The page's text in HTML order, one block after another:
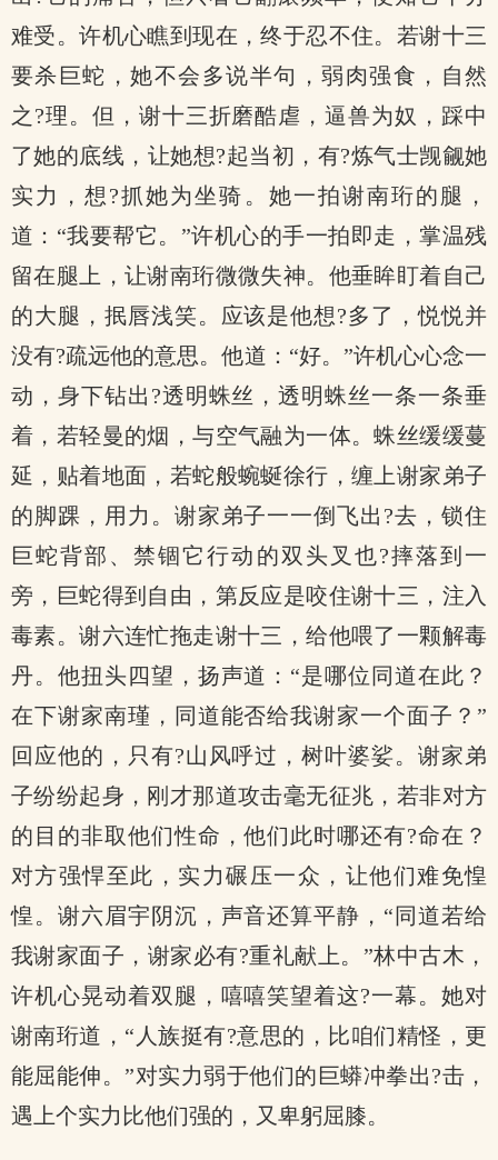
难受。许机心瞧到现在，终于忍不住。若谢十三
要杀巨蛇，她不会多说半句，弱肉强食，自然
之?理。但，谢十三折磨酷虐，逼兽为奴，踩中
了她的底线，让她想?起当初，有?炼气士觊觎她
实力，想?抓她为坐骑。她一拍谢南珩的腿，
道：“我要帮它。”许机心的手一拍即走，掌温残
留在腿上，让谢南珩微微失神。他垂眸盯着自己
的大腿，抿唇浅笑。应该是他想?多了，悦悦并
没有?疏远他的意思。他道：“好。”许机心心念一
动，身下钻出?透明蛛丝，透明蛛丝一条一条垂
着，若轻曼的烟，与空气融为一体。蛛丝缓缓蔓
延，贴着地面，若蛇般蜿蜒徐行，缠上谢家弟子
的脚踝，用力。谢家弟子一一倒飞出?去，锁住
巨蛇背部、禁锢它行动的双头叉也?摔落到一
旁，巨蛇得到自由，第反应是咬住谢十三，注入
毒素。谢六连忙拖走谢十三，给他喂了一颗解毒
丹。他扭头四望，扬声道：“是哪位同道在此？
在下谢家南瑾，同道能否给我谢家一个面子？”
回应他的，只有?山风呼过，树叶婆娑。谢家弟
子纷纷起身，刚才那道攻击毫无征兆，若非对方
的目的非取他们性命，他们此时哪还有?命在？
对方强悍至此，实力碾压一众，让他们难免惶
惶。谢六眉宇阴沉，声音还算平静，“同道若给
我谢家面子，谢家必有?重礼献上。”林中古木，
许机心晃动着双腿，嘻嘻笑望着这?一幕。她对
谢南珩道，“人族挺有?意思的，比咱们精怪，更
能屈能伸。”对实力弱于他们的巨蟒冲拳出?击，
遇上个实力比他们强的，又卑躬屈膝。